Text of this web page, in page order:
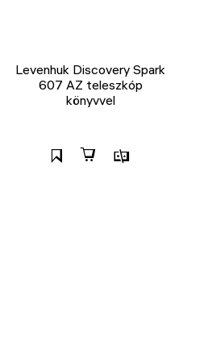
Levenhuk Discovery Spark
607 AZ teleszkóp
könyvvel